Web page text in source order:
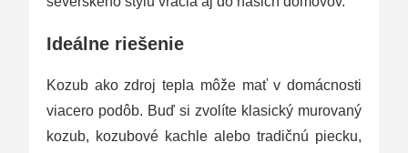
Ideálne riešenie
Kozub ako zdroj tepla môže mať v domácnosti
viacero podôb. Buď si zvolíte klasický murovaný
kozub, kozubové kachle alebo tradičnú piecku,